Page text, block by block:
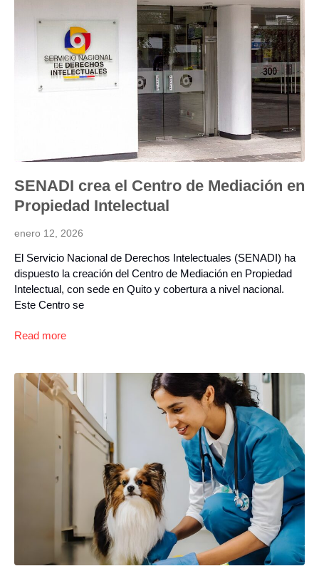
SENADI crea el Centro de Mediación en
Propiedad Intelectual
enero 12, 2026
El Servicio Nacional de Derechos Intelectuales (SENADI) ha
dispuesto la creación del Centro de Mediación en Propiedad
Intelectual, con sede en Quito y cobertura a nivel nacional.
Este Centro se
Read more